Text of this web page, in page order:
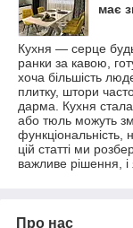
має
Кухня — серце
ранки за кавою,
хоча більшість
плитку, штори
дарма. Кухня
або тюль можуть
функціональність,
цій статті ми
важливе рішення, і
Про нас